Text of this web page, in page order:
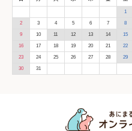
1
2 3 4 5 6 7 8
9 10 11 12 13 14 15
16 17 18 19 20 21 22
23 24 25 26 27 28 29
30 31